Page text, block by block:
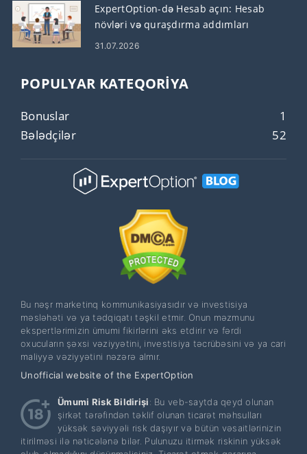
ExpertOption-də Hesab açın: Hesab
növləri və quraşdırma addımları
31.07.2026
POPULYAR KATEQORIYA
Bonuslar
1
Bələdçilər
52
Bu nəşr marketinq kommunikasiyasıdır və investisiya
məsləhəti və ya tədqiqatı təşkil etmir. Onun məzmunu
ekspertlərimizin ümumi fikirlərini əks etdirir və fərdi
oxucuların şəxsi vəziyyətini, investisiya təcrübəsini və ya cari
maliyyə vəziyyətini nəzərə almır.
Unofficial website of the ExpertOption
Ümumi Risk Bildirişi: Bu veb-saytda qeyd olunan
şirkət tərəfindən təklif olunan ticarət məhsulları
yüksək səviyyəli risk daşıyır və bütün vəsaitlərinizin
itirilməsi ilə nəticələnə bilər. Pulunuzu itirmək riskinin yüksək